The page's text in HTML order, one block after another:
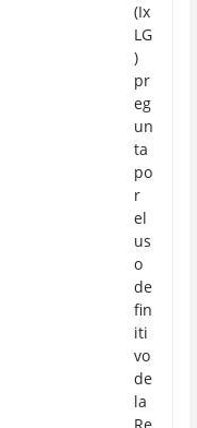
(Ix
LG
)
pr
eg
un
ta
po
r
el
us
o
de
fin
iti
vo
de
la